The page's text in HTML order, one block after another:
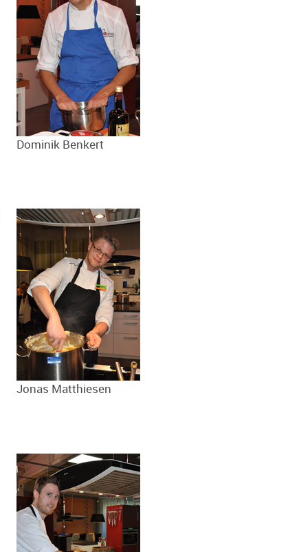
Dominik Benkert
Jonas Matthiesen